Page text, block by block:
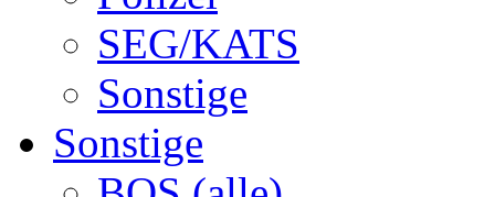
SEG/KATS
Sonstige
Sonstige